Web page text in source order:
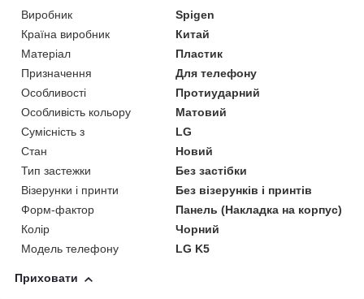
Виробник
Spigen
Країна виробник
Китай
Матеріал
Пластик
Призначення
Для телефону
Особливості
Протиударний
Особливість кольору
Матовий
Сумісність з
LG
Стан
Новий
Тип застежки
Без застібки
Візерунки і принти
Без візерунків і принтів
Форм-фактор
Панель (Накладка на корпус)
Колір
Чорний
Модель телефону
LG K5
Приховати